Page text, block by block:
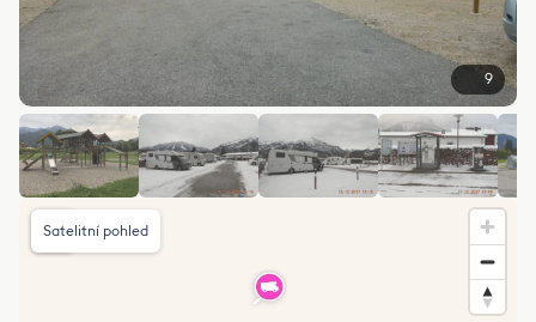
9
Satelitní pohled